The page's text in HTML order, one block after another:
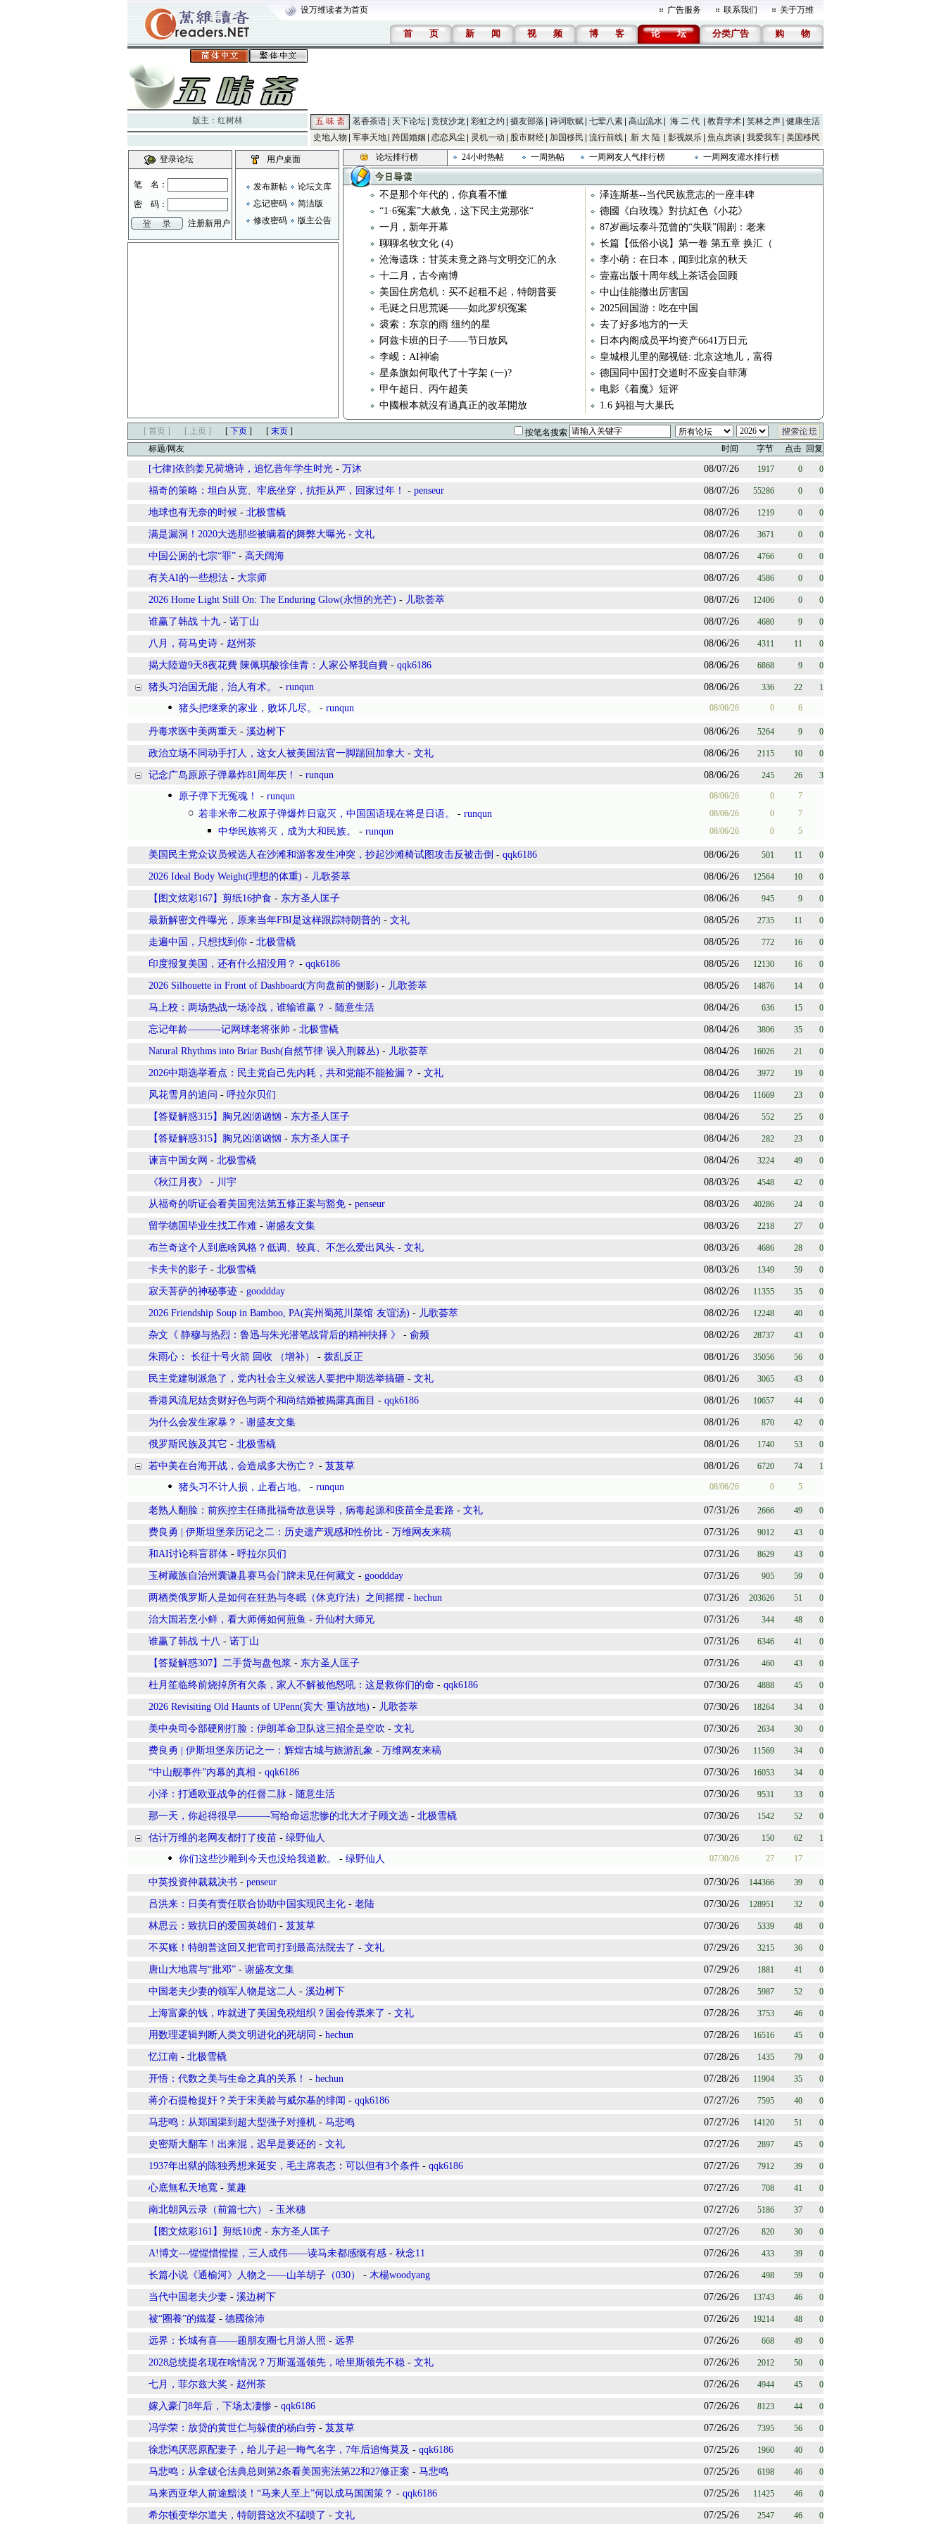
设万维读者为首页 广告服务 联系我们 关于万维
首 页 新 闻 视 频 博 客 论 坛 分类广告 购 物
版主： 红树林 五 味 斋 茗香茶语 天下论坛 竞技沙龙 彩虹之约 摄友部落 诗词歌赋 七荤八素 高山流水 海 二 代 教育学术 笑林之声 健康生活
史地人物
军事天地 跨国婚姻 恋恋风尘 灵机一动 股市财经 加国移民 流行前线 新 大 陆 影视娱乐 焦点房谈 我爱我车 美国移民
登录论坛
笔 名：
密 码：
注册新用户
用户桌面
发布新帖
论坛文库
忘记密码
简洁版
修改密码
版主公告
论坛排行榜 24小时热帖 一周热帖 一周网友人气排行榜 一周网友灌水排行榜
不是那个年代的，你真看不懂
泽连斯基--当代民族意志的一座丰碑
“1·6冤案”大赦免，这下民主党那张“
德國《白玫瑰》對抗紅色《小花》
一月，新年开幕
87岁画坛泰斗范曾的“失联”闹剧：老来
聊聊名牧文化 (4)
长篇【低俗小说】第一卷 第五章 换汇（
沧海遗珠：甘英未竟之路与文明交汇的永
李小萌：在日本，闻到北京的秋天
十二月，古今南博
壹嘉出版十周年线上茶话会回顾
美国住房危机：买不起租不起，特朗普要
中山佳能撤出厉害国
毛诞之日思荒诞——如此罗织冤案
2025回国游：吃在中国
裘索：东京的雨 纽约的星
去了好多地方的一天
阿兹卡班的日子——节日放风
日本内阁成员平均资产6641万日元
李岘：AI神谕
皇城根儿里的鄙视链: 北京这地儿，富得
星条旗如何取代了十字架 (一)?
德国同中国打交道时不应妄自菲薄
甲午超日、丙午超美
电影《着魔》短评
中國根本就沒有過真正的改革開放
1.6 妈祖与大巢氏
[ 首页 ] [ 上页 ] [ 下页 ] [ 末页 ]
按笔名搜索
标题/网友
时间 字节 点击 回复
[七律]依韵姜兄荷塘诗，追忆昔年学生时光 - 万沐 08/07/26 1917 0 0
福奇的策略：坦白从宽、牢底坐穿，抗拒从严，回家过年！ - penseur 08/07/26 55286 0 0
地球也有无奈的时候 - 北极雪橇 08/07/26 1219 0 0
满是漏洞！2020大选那些被瞒着的舞弊大曝光 - 文礼 08/07/26 3671 0 0
中国公厕的七宗“罪” - 高天阔海 08/07/26 4766 0 0
有关AI的一些想法 - 大宗师 08/07/26 4586 0 0
2026 Home Light Still On: The Enduring Glow(永恒的光芒) - 儿歌荟萃 08/07/26 12406 0 0
谁赢了韩战 十九 - 诺丁山 08/07/26 4680 9 0
八月，荷马史诗 - 赵州茶 08/06/26 4311 11 0
揭大陸遊9天8夜花費 陳佩琪酸徐佳青：人家公帑我自費 - qqk6186 08/06/26 6868 9 0
猪头习治国无能，治人有术。 - runqun 08/06/26 336 22 1
猪头把继乘的家业，败坏几尽。 - runqun 08/06/26 0 6
丹毒求医中美两重天 - 溪边树下 08/06/26 5264 9 0
政治立场不同动手打人，这女人被美国法官一脚踹回加拿大 - 文礼 08/06/26 2115 10 0
记念广岛原原子弹暴炸81周年庆！ - runqun 08/06/26 245 26 3
原子弹下无冤魂！ - runqun 08/06/26 0 7
若非米帝二枚原子弹爆炸日寇灭，中国国语现在将是日语。 - runqun 08/06/26 0 7
中华民族将灭，成为大和民族。 - runqun 08/06/26 0 5
美国民主党众议员候选人在沙滩和游客发生冲突，抄起沙滩椅试图攻击反被击倒 - qqk6186 08/06/26 501 11 0
2026 Ideal Body Weight(理想的体重) - 儿歌荟萃 08/06/26 12564 10 0
【图文炫彩167】剪纸16护食 - 东方圣人匡子 08/06/26 945 9 0
最新解密文件曝光，原来当年FBI是这样跟踪特朗普的 - 文礼 08/05/26 2735 11 0
走遍中国，只想找到你 - 北极雪橇 08/05/26 772 16 0
印度报复美国，还有什么招没用？ - qqk6186 08/05/26 12130 16 0
2026 Silhouette in Front of Dashboard(方向盘前的侧影) - 儿歌荟萃 08/05/26 14876 14 0
马上校：两场热战一场冷战，谁输谁赢？ - 随意生活 08/04/26 636 15 0
忘记年龄———-记网球老将张帅 - 北极雪橇 08/04/26 3806 35 0
Natural Rhythms into Briar Bush(自然节律·误入荆棘丛) - 儿歌荟萃 08/04/26 16026 21 0
2026中期选举看点：民主党自己先内耗，共和党能不能捡漏？ - 文礼 08/04/26 3972 19 0
风花雪月的追问 - 呼拉尔贝们 08/04/26 11669 23 0
【答疑解惑315】胸兄凶汹讻忷 - 东方圣人匡子 08/04/26 552 25 0
【答疑解惑315】胸兄凶汹讻忷 - 东方圣人匡子 08/04/26 282 23 0
谏言中国女网 - 北极雪橇 08/04/26 3224 49 0
《秋江月夜》 - 川宇 08/03/26 4548 42 0
从福奇的听证会看美国宪法第五修正案与豁免 - penseur 08/03/26 40286 24 0
留学德国毕业生找工作难 - 谢盛友文集 08/03/26 2218 27 0
布兰奇这个人到底啥风格？低调、较真、不怎么爱出风头 - 文礼 08/03/26 4686 28 0
卡夫卡的影子 - 北极雪橇 08/03/26 1349 59 0
寂天菩萨的神秘事迹 - gooddday 08/02/26 11355 35 0
2026 Friendship Soup in Bamboo, PA(宾州蜀苑川菜馆·友谊汤) - 儿歌荟萃 08/02/26 12248 40 0
杂文《 静穆与热烈：鲁迅与朱光潜笔战背后的精神抉择 》 - 俞频 08/02/26 28737 43 0
朱雨心： 长征十号火箭 回收 （增补） - 拨乱反正 08/01/26 35056 56 0
民主党建制派急了，党内社会主义候选人要把中期选举搞砸 - 文礼 08/01/26 3065 43 0
香港风流尼姑贪财好色与两个和尚结婚被揭露真面目 - qqk6186 08/01/26 10657 44 0
为什么会发生家暴？ - 谢盛友文集 08/01/26 870 42 0
俄罗斯民族及其它 - 北极雪橇 08/01/26 1740 53 0
若中美在台海开战，会造成多大伤亡？ - 芨芨草 08/01/26 6720 74 1
猪头习不计人损，止看占地。 - runqun 08/06/26 0 5
老熟人翻脸：前疾控主任痛批福奇故意误导，病毒起源和疫苗全是套路 - 文礼 07/31/26 2666 49 0
费良勇 | 伊斯坦堡亲历记之二：历史遗产观感和性价比 - 万维网友来稿 07/31/26 9012 43 0
和AI讨论科盲群体 - 呼拉尔贝们 07/31/26 8629 43 0
玉树藏族自治州囊谦县赛马会门牌未见任何藏文 - gooddday 07/31/26 905 59 0
两栖类俄罗斯人是如何在狂热与冬眠（休克疗法）之间摇摆 - hechun 07/31/26 203626 51 0
治大国若烹小鲜，看大师傅如何煎鱼 - 升仙村大师兄 07/31/26 344 48 0
谁赢了韩战 十八 - 诺丁山 07/31/26 6346 41 0
【答疑解惑307】二手货与盘包浆 - 东方圣人匡子 07/31/26 460 43 0
杜月笙临终前烧掉所有欠条，家人不解被他怒吼：这是救你们的命 - qqk6186 07/30/26 4888 45 0
2026 Revisiting Old Haunts of UPenn(宾大·重访故地) - 儿歌荟萃 07/30/26 18264 34 0
美中央司令部硬刚打脸：伊朗革命卫队这三招全是空吹 - 文礼 07/30/26 2634 30 0
费良勇 | 伊斯坦堡亲历记之一：辉煌古城与旅游乱象 - 万维网友来稿 07/30/26 11569 34 0
“中山舰事件”内幕的真相 - qqk6186 07/30/26 16053 34 0
小泽：打通欧亚战争的任督二脉 - 随意生活 07/30/26 9531 33 0
那一天，你起得很早———-写给命运悲惨的北大才子顾文选 - 北极雪橇 07/30/26 1542 52 0
估计万维的老网友都打了疫苗 - 绿野仙人 07/30/26 150 62 1
你们这些沙雕到今天也没给我道歉。 - 绿野仙人 07/30/26 27 17
中英投资仲裁裁决书 - penseur 07/30/26 144366 39 0
吕洪来：日美有责任联合协助中国实现民主化 - 老陆 07/30/26 128951 32 0
林思云：致抗日的爱国英雄们 - 芨芨草 07/30/26 5339 48 0
不买账！特朗普这回又把官司打到最高法院去了 - 文礼 07/29/26 3215 36 0
唐山大地震与“批邓” - 谢盛友文集 07/29/26 1881 41 0
中国老夫少妻的领军人物是这二人 - 溪边树下 07/28/26 5987 52 0
上海富豪的钱，咋就进了美国免税组织？国会传票来了 - 文礼 07/28/26 3753 46 0
用数理逻辑判断人类文明进化的死胡同 - hechun 07/28/26 16516 45 0
忆江南 - 北极雪橇 07/28/26 1435 79 0
开悟：代数之美与生命之真的关系！ - hechun 07/28/26 11904 35 0
蒋介石提枪捉奸？关于宋美龄与威尔基的绯闻 - qqk6186 07/27/26 7595 40 0
马悲鸣：从郑国渠到超大型强子对撞机 - 马悲鸣 07/27/26 14120 51 0
史密斯大翻车！出来混，迟早是要还的 - 文礼 07/27/26 2897 45 0
1937年出狱的陈独秀想来延安，毛主席表态：可以但有3个条件 - qqk6186 07/27/26 7912 39 0
心底無私天地寬 - 菓趣 07/27/26 708 41 0
南北朝风云录（前篇七六） - 玉米穗 07/27/26 5186 37 0
【图文炫彩161】剪纸10虎 - 东方圣人匡子 07/27/26 820 30 0
A!博文---惺惺惜惺惺，三人成伟——读马未都感慨有感 - 秋念11 07/26/26 433 39 0
长篇小说《通榆河》人物之——山羊胡子（030） - 木楊woodyang 07/26/26 498 59 0
当代中国老夫少妻 - 溪边树下 07/26/26 13743 46 0
被“圈養”的鐵凝 - 德國徐沛 07/26/26 19214 48 0
远界：长城有喜——题朋友圈七月游人照 - 远界 07/26/26 668 49 0
2028总统提名现在啥情况？万斯遥遥领先，哈里斯领先不稳 - 文礼 07/26/26 2012 50 0
七月，菲尔兹大奖 - 赵州茶 07/26/26 4944 45 0
嫁入豪门8年后，下场太凄惨 - qqk6186 07/26/26 8123 44 0
冯学荣：放贷的黄世仁与躲债的杨白劳 - 芨芨草 07/26/26 7395 56 0
徐悲鸿厌恶原配妻子，给儿子起一晦气名字，7年后追悔莫及 - qqk6186 07/25/26 1960 40 0
马悲鸣：从拿破仑法典总则第2条看美国宪法第22和27修正案 - 马悲鸣 07/25/26 6198 46 0
马来西亚华人前途黯淡！“马来人至上”何以成马国国策？ - qqk6186 07/25/26 11425 46 0
希尔顿变华尔道夫，特朗普这次不猛喷了 - 文礼 07/25/26 2547 46 0